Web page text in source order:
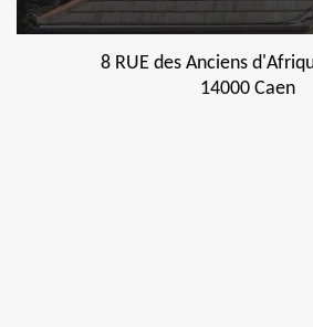
8 RUE des Anciens
14000 Caen